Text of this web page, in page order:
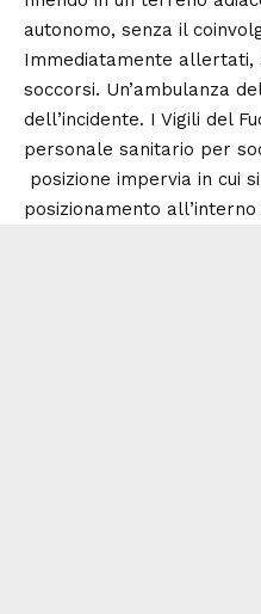
autonomo, senza il
Immediatamente allertati,
soccorsi. Un’ambulanza
dell’incidente. I Vigili del
personale sanitario per
posizione impervia in cui
posizionamento